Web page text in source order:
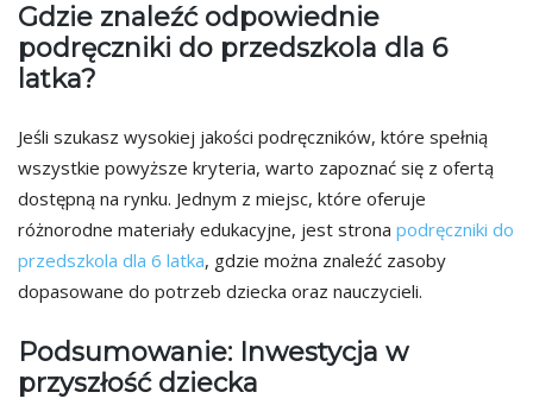
Gdzie znaleźć odpowiednie
podręczniki do przedszkola dla 6
latka?
Jeśli szukasz wysokiej jakości podręczników, które spełnią
wszystkie powyższe kryteria, warto zapoznać się z ofertą
dostępną na rynku. Jednym z miejsc, które oferuje
różnorodne materiały edukacyjne, jest strona podręczniki do
przedszkola dla 6 latka, gdzie można znaleźć zasoby
dopasowane do potrzeb dziecka oraz nauczycieli.
Podsumowanie: Inwestycja w
przyszłość dziecka